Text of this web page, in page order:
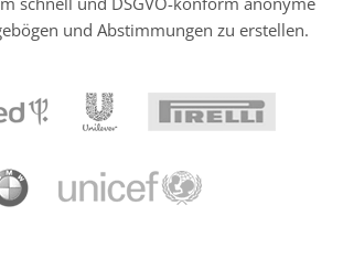
und Abstimmungen zu erstellen.